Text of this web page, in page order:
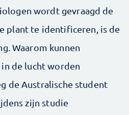
wordt gevraagd de
plant te identificeren, is de
Waarom kunnen
de lucht worden
de Australische student
zijn studie